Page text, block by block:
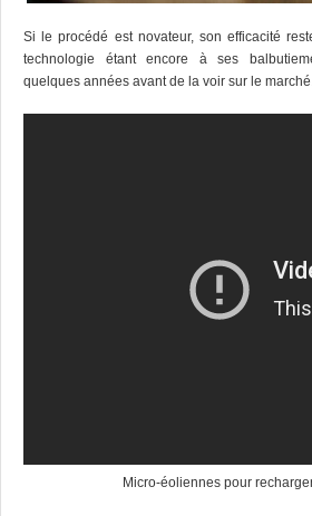
Si le procédé est novateur, son efficacité
technologie étant encore à ses
quelques années avant de la voir sur le marché.
Micro-éoliennes pour